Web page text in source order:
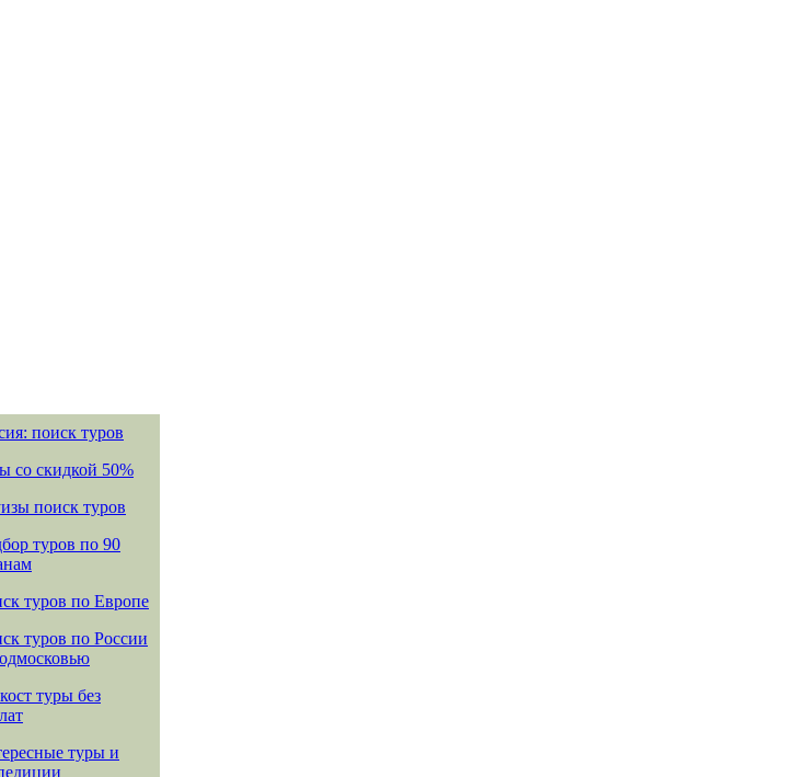
поиск туров
со скидкой 50%
поиск туров
туров по 90
туров по Европе
туров по России
туры без
туры и